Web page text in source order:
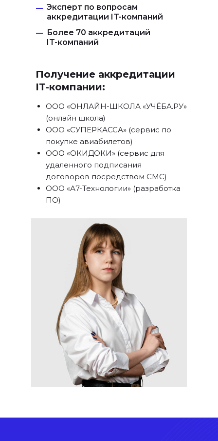
Эксперт по вопросам
аккредитации IT-компаний
—
Более 70 аккредитаций
IT-компаний
—
Получение аккредитации
IT-компании:
ООО «ОНЛАЙН-ШКОЛА «УЧЁБА.РУ»
(онлайн школа)
ООО «СУПЕРКАССА» (сервис по
покупке авиабилетов)
ООО «ОКИДОКИ» (сервис для
удаленного подписания
договоров посредством СМС)
ООО «А7-Технологии» (разработка
ПО)